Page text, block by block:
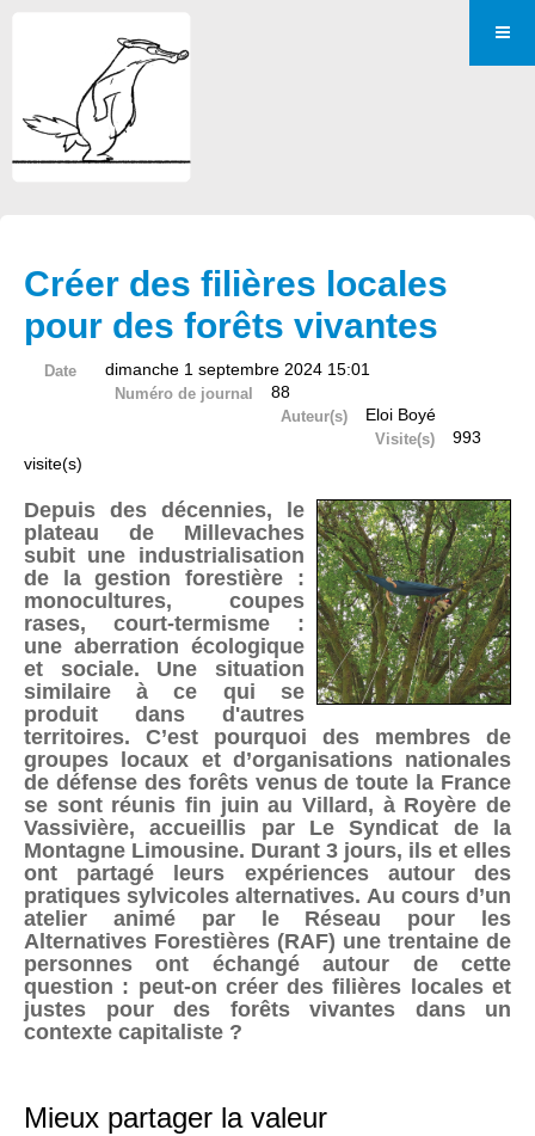
Créer des filières locales
pour des forêts vivantes
Date dimanche 1 septembre 2024 15:01
Numéro de journal 88
Auteur(s) Eloi Boyé
Visite(s)
993
visite(s)
Depuis des décennies, le
plateau de Millevaches
subit une industrialisation
de la gestion forestière :
monocultures, coupes
rases, court-termisme :
une aberration écologique
et sociale. Une situation
similaire à ce qui se
produit dans d'autres
territoires. C’est pourquoi des membres de
groupes locaux et d’organisations nationales
de défense des forêts venus de toute la France
se sont réunis fin juin au Villard, à Royère de
Vassivière, accueillis par Le Syndicat de la
Montagne Limousine. Durant 3 jours, ils et elles
ont partagé leurs expériences autour des
pratiques sylvicoles alternatives. Au cours d’un
atelier animé par le Réseau pour les
Alternatives Forestières (RAF) une trentaine de
personnes ont échangé autour de cette
question : peut-on créer des filières locales et
justes pour des forêts vivantes dans un
contexte capitaliste ?
Mieux partager la valeur